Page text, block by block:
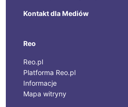
Kontakt dla Mediów
Reo
Reo.pl
Platforma Reo.pl
Informacje
Mapa witryny